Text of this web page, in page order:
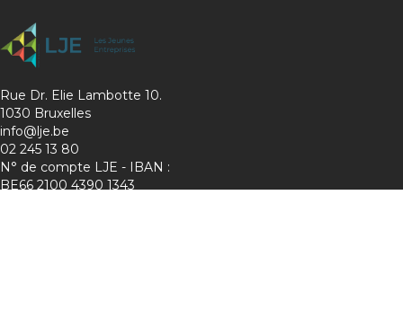
Rue Dr. Elie Lambotte 10.
1030 Bruxelles
info@lje.be
02 245 13 80
N° de compte LJE - IBAN :
BE66 2100 4390 1343